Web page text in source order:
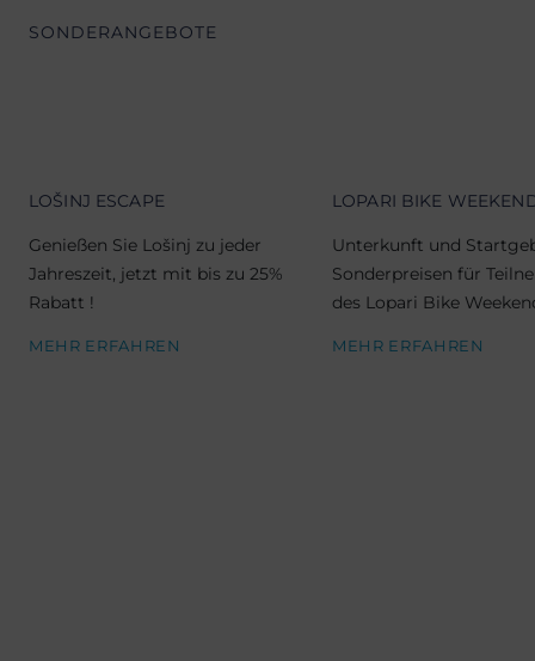
SONDERANGEBOTE
LOŠINJ ESCAPE
Genießen Sie Lošinj zu jeder
Jahreszeit, jetzt mit bis zu 25%
Rabatt !
MEHR ERFAHREN
LOPARI BIKE
Unterkunft und
Sonderpreisen für
des Lopari Bike
MEHR ERFAHREN